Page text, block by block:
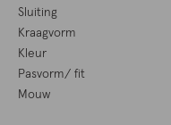
Sluiting
Kraagvorm
Kleur
Pasvorm/ fit
Mouw